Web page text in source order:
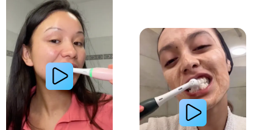
Lire la vidéo : Une jeune femme partage sa